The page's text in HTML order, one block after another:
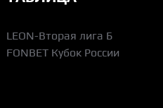
LEON-Вторая лига Б
FONBET Кубок России